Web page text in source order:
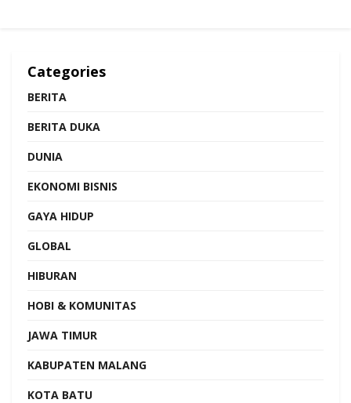
Categories
BERITA
BERITA DUKA
DUNIA
EKONOMI BISNIS
GAYA HIDUP
GLOBAL
HIBURAN
HOBI & KOMUNITAS
JAWA TIMUR
KABUPATEN MALANG
KOTA BATU